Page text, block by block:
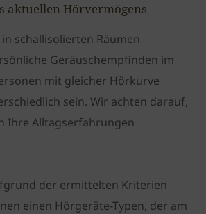
aktuellen Hörvermögens
schallisolierten Räumen
Geräuschempfinden im
mit gleicher Hörkurve
sein. Wir achten darauf,
Ihre Alltagserfahrungen
der ermittelten Kriterien
einen Hörgeräte-Typen, der am